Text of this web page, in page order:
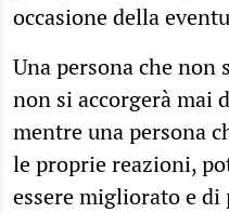
occasione della
Una persona che non
non si accorgerà mai
mentre una persona
le proprie reazioni,
essere migliorato e